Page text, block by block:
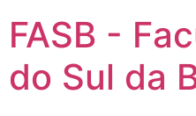
FASB -
do Sul da